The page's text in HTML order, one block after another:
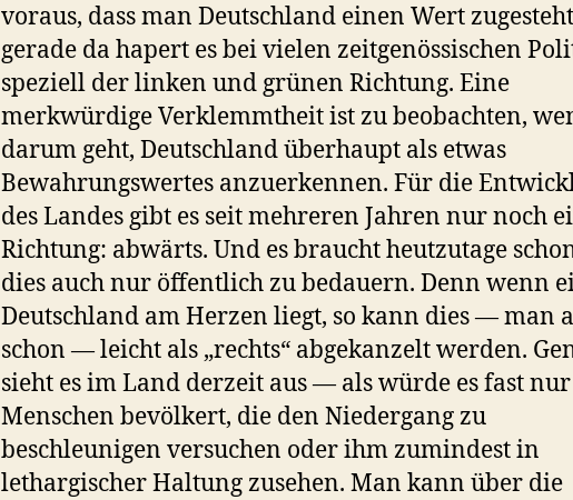
voraus, dass man Deutschland einen Wert
gerade da hapert es bei vielen zeitgenössischen
speziell der linken und grünen Richtung. Eine
merkwürdige Verklemmtheit ist zu beobachten,
darum geht, Deutschland überhaupt als etwas
Bewahrungswertes anzuerkennen. Für die
des Landes gibt es seit mehreren Jahren nur noch
Richtung: abwärts. Und es braucht heutzutage
dies auch nur öffentlich zu bedauern. Denn wenn
Deutschland am Herzen liegt, so kann dies — man
schon — leicht als „rechts“ abgekanzelt werden.
sieht es im Land derzeit aus — als würde es fast
Menschen bevölkert, die den Niedergang zu
beschleunigen versuchen oder ihm zumindest in
lethargischer Haltung zusehen. Man kann über die